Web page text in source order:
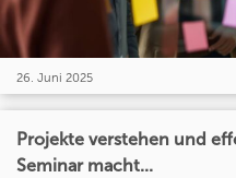
26. Juni 2025
Projekte verstehen und
Seminar macht...